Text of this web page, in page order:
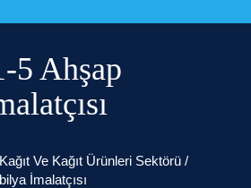
5 Ahşap
Ve Kağıt Ürünleri Sektörü /
İmalatçısı